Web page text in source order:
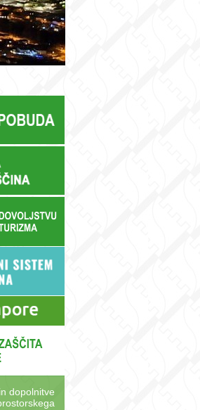
dopolnitve